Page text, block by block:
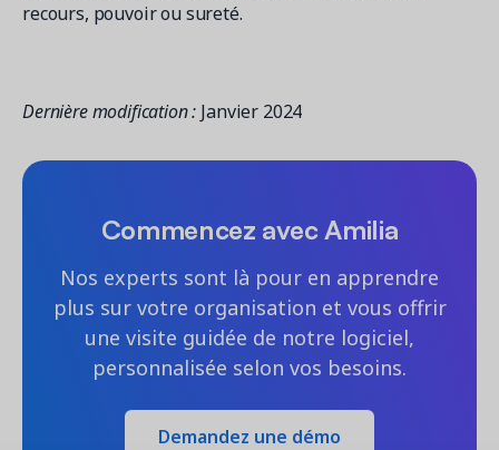
recours, pouvoir ou sureté.
Dernière modification : Janvier 2024
Commencez avec Amilia
Nos experts sont là pour en apprendre
plus sur votre organisation et vous offrir
une visite guidée de notre logiciel,
personnalisée selon vos besoins.
Demandez une démo